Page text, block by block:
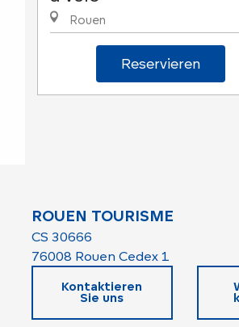
Rouen
Reservieren
ROUEN TOURISME
CS 30666
76008 Rouen Cedex 1
Kontaktieren
Sie uns